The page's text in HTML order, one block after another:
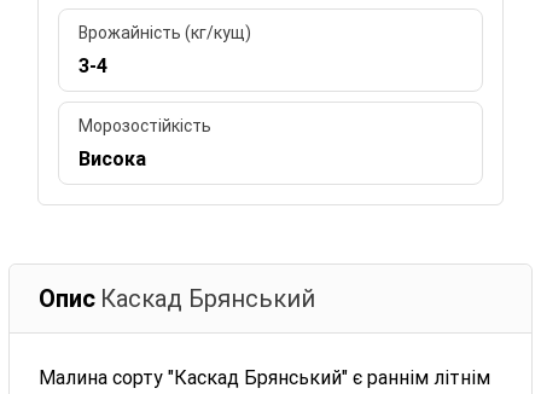
Врожайність (кг/кущ)
3-4
Морозостійкість
Висока
Опис Каскад Брянський
Малина сорту "Каскад Брянський" є раннім літнім